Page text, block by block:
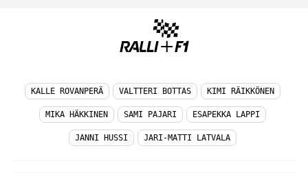
KALLE ROVANPERÄ VALTTERI BOTTAS KIMI RÄIKKÖNEN
MIKA HÄKKINEN SAMI PAJARI ESAPEKKA LAPPI
JANNI HUSSI JARI-MATTI LATVALA